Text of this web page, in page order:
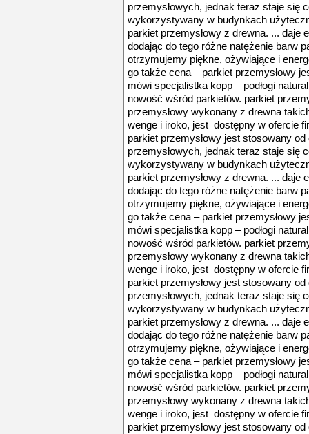
przemysłowych, jednak teraz staje się
wykorzystywany w budynkach
parkiet przemysłowy z drewna. ... daje
dodając do tego różne natężenie barw
otrzymujemy piękne, ożywiające i
go także cena – parkiet przemysłowy
mówi specjalistka kopp – podłogi
nowość wśród parkietów. parkiet
przemysłowy wykonany z drewna
wenge i iroko, jest dostępny w ofercie
parkiet przemysłowy jest stosowany od
przemysłowych, jednak teraz staje się
wykorzystywany w budynkach
parkiet przemysłowy z drewna. ... daje
dodając do tego różne natężenie barw
otrzymujemy piękne, ożywiające i
go także cena – parkiet przemysłowy
mówi specjalistka kopp – podłogi
nowość wśród parkietów. parkiet
przemysłowy wykonany z drewna
wenge i iroko, jest dostępny w ofercie
parkiet przemysłowy jest stosowany od
przemysłowych, jednak teraz staje się
wykorzystywany w budynkach
parkiet przemysłowy z drewna. ... daje
dodając do tego różne natężenie barw
otrzymujemy piękne, ożywiające i
go także cena – parkiet przemysłowy
mówi specjalistka kopp – podłogi
nowość wśród parkietów. parkiet
przemysłowy wykonany z drewna
wenge i iroko, jest dostępny w ofercie
parkiet przemysłowy jest stosowany od